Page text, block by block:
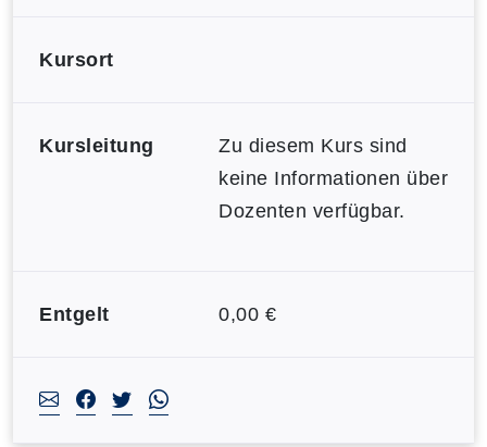
Kursort
Kursleitung
Zu diesem Kurs sind
keine Informationen über
Dozenten verfügbar.
Entgelt 0,00 €